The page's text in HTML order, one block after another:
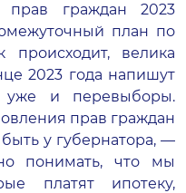
граждан 2023
план по
происходит, велика
2023 года напишут
уже и перевыборы.
прав граждан
у губернатора, —
понимать, что мы
платят ипотеку,